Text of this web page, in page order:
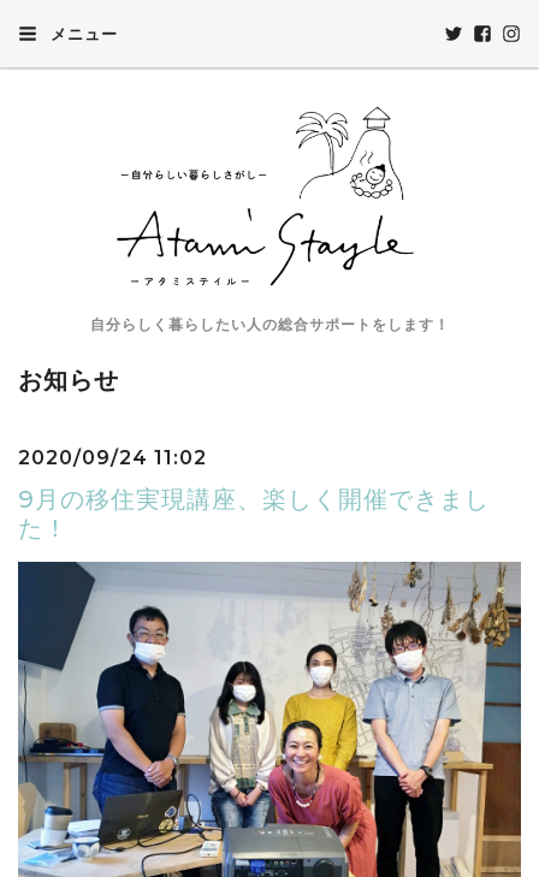
メニュー
自分らしく暮らしたい人の総合サポートをします！
お知らせ
2020/09/24 11:02
9月の移住実現講座、楽しく開催できまし
た！